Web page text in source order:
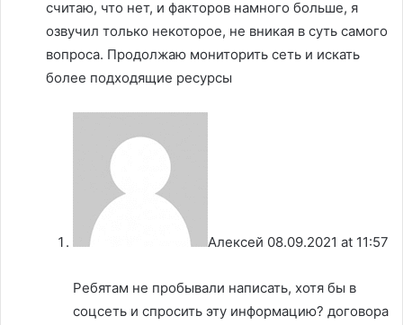
считаю, что нет, и факторов намного больше, я
озвучил только некоторое, не вникая в суть самого
вопроса. Продолжаю мониторить сеть и искать
более подходящие ресурсы
Алексей 08.09.2021 at 11:57
Ребятам не пробывали написать, хотя бы в
соцсеть и спросить эту информацию? договора